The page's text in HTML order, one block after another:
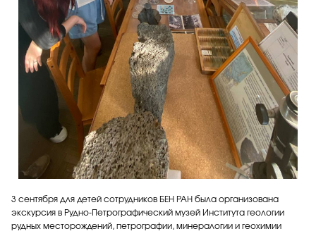
3 сентября для детей сотрудников БЕН РАН была организована
экскурсия в Рудно-Петрографический музей Института геологии
рудных месторождений, петрографии, минералогии и геохимии